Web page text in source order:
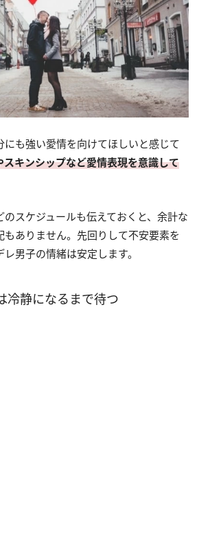
にも強い愛情を向けてほしいと感じて
スキンシップなど愛情表現を意識して
のスケジュールも伝えておくと、余計な
ありません。先回りして不安要素を
男子の情緒は安定します。
冷静になるまで待つ